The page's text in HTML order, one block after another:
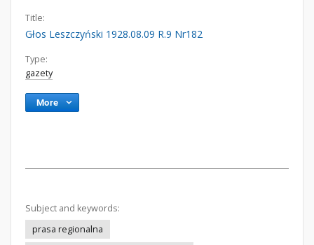
Title:
Głos Leszczyński 1928.08.09 R.9 Nr182
Type:
gazety
More
Subject and keywords:
prasa regionalna